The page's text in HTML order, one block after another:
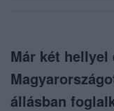
Már két hellyel
állásban